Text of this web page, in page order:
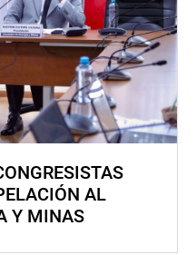
AL
Y MINAS